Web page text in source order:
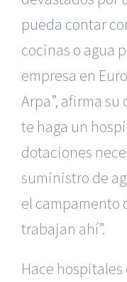
pueda contar
cocinas o agua
empresa en
Arpa”, afirma
te haga un
dotaciones
suministro de
el campamento
trabajan ahí”.
Hace